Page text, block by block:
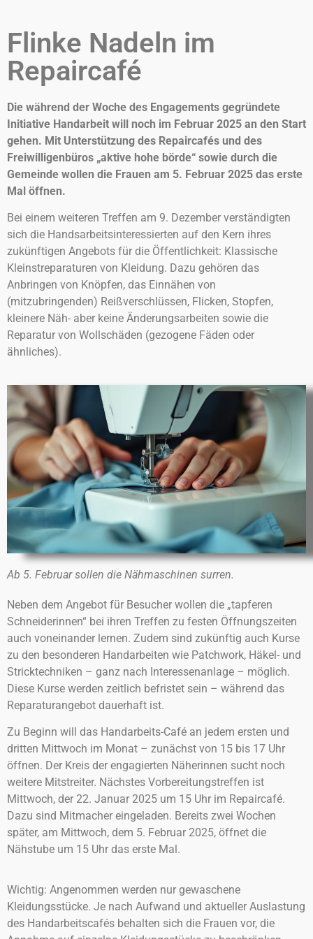
Flinke Nadeln im
Repaircafé
Die während der Woche des Engagements gegründete
Initiative Handarbeit will noch im Februar 2025 an den Start
gehen. Mit Unterstützung des Repaircafés und des
Freiwilligenbüros „aktive hohe börde“ sowie durch die
Gemeinde wollen die Frauen am 5. Februar 2025 das erste
Mal öffnen.
Bei einem weiteren Treffen am 9. Dezember verständigten
sich die Handsarbeitsinteressierten auf den Kern ihres
zukünftigen Angebots für die Öffentlichkeit: Klassische
Kleinstreparaturen von Kleidung. Dazu gehören das
Anbringen von Knöpfen, das Einnähen von
(mitzubringenden) Reißverschlüssen, Flicken, Stopfen,
kleinere Näh- aber keine Änderungsarbeiten sowie die
Reparatur von Wollschäden (gezogene Fäden oder
ähnliches).
Ab 5. Februar sollen die Nähmaschinen surren.
Neben dem Angebot für Besucher wollen die „tapferen
Schneiderinnen“ bei ihren Treffen zu festen Öffnungszeiten
auch voneinander lernen. Zudem sind zukünftig auch Kurse
zu den besonderen Handarbeiten wie Patchwork, Häkel- und
Stricktechniken – ganz nach Interessenanlage – möglich.
Diese Kurse werden zeitlich befristet sein – während das
Reparaturangebot dauerhaft ist.
Zu Beginn will das Handarbeits-Café an jedem ersten und
dritten Mittwoch im Monat – zunächst von 15 bis 17 Uhr
öffnen. Der Kreis der engagierten Näherinnen sucht noch
weitere Mitstreiter. Nächstes Vorbereitungstreffen ist
Mittwoch, der 22. Januar 2025 um 15 Uhr im Repaircafé.
Dazu sind Mitmacher eingeladen. Bereits zwei Wochen
später, am Mittwoch, dem 5. Februar 2025, öffnet die
Nähstube um 15 Uhr das erste Mal.
Wichtig: Angenommen werden nur gewaschene
Kleidungsstücke. Je nach Aufwand und aktueller Auslastung
des Handarbeitscafés behalten sich die Frauen vor, die